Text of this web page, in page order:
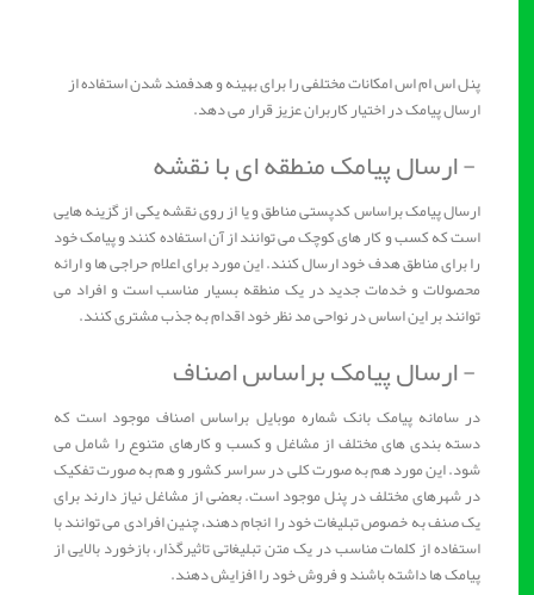
پنل اس ام اس امکانات مختلفی را برای بهینه و هدفمند شدن استفاده از
ارسال پیامک در اختیار کاربران عزیز قرار می دهد.
- ارسال پیامک منطقه ای با نقشه
ارسال پیامک براساس کدپستی مناطق و یا از روی نقشه یکی از گزینه هایی
است که کسب و کار های کوچک می توانند از آن استفاده کنند و پیامک خود
را برای مناطق هدف خود ارسال کنند. این مورد برای اعلام حراجی ها و ارائه
محصولات و خدمات جدید در یک منطقه بسیار مناسب است و افراد می
توانند بر این اساس در نواحی مد نظر خود اقدام به جذب مشتری کنند.
- ارسال پیامک براساس اصناف
در سامانه پیامک بانک شماره موبایل براساس اصناف موجود است که
دسته بندی های مختلف از مشاغل و کسب و کارهای متنوع را شامل می
شود. این مورد هم به صورت کلی در سراسر کشور و هم به صورت تفکیک
در شهرهای مختلف در پنل موجود است. بعضی از مشاغل نیاز دارند برای
یک صنف به خصوص تبلیغات خود را انجام دهند، چنین افرادی می توانند با
استفاده از کلمات مناسب در یک متن تبلیغاتی تاثیرگذار، بازخورد بالایی از
پیامک ها داشته باشند و فروش خود را افزایش دهند.